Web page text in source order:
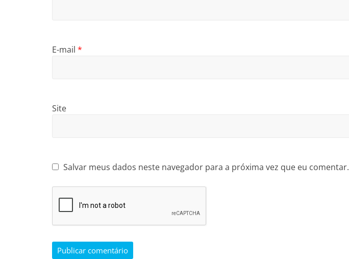
E-mail *
Site
Salvar meus dados neste navegador para a próxima vez que eu comentar.